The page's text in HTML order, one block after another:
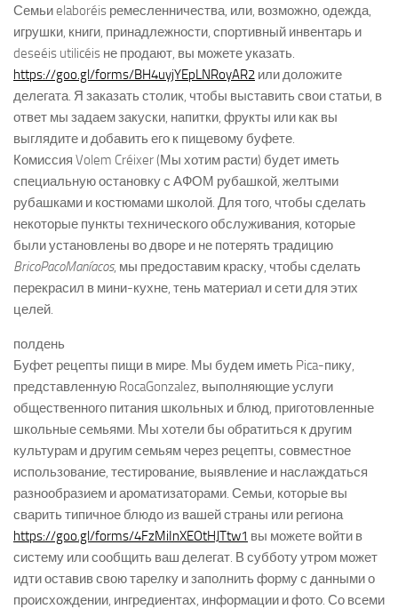
Семьи elaboréis ремесленничества, или, возможно, одежда,
игрушки, книги, принадлежности, спортивный инвентарь и
deseéis utilicéis не продают, вы можете указать.
https://goo.gl/forms/BH4uyjYEpLNRoyAR2 или доложите
делегата. Я заказать столик, чтобы выставить свои статьи, в
ответ мы задаем закуски, напитки, фрукты или как вы
выглядите и добавить его к пищевому буфете.
Комиссия Volem Créixer (Мы хотим расти) будет иметь
специальную остановку с АФОМ рубашкой, желтыми
рубашками и костюмами школой. Для того, чтобы сделать
некоторые пункты технического обслуживания, которые
были установлены во дворе и не потерять традицию
BricoPacoManíacos, мы предоставим краску, чтобы сделать
перекрасил в мини-кухне, тень материал и сети для этих
целей.
полдень
Буфет рецепты пищи в мире. Мы будем иметь Pica-пику,
представленную RocaGonzalez, выполняющие услуги
общественного питания школьных и блюд, приготовленные
школьные семьями. Мы хотели бы обратиться к другим
культурам и другим семьям через рецепты, совместное
использование, тестирование, выявление и наслаждаться
разнообразием и ароматизаторами. Семьи, которые вы
сварить типичное блюдо из вашей страны или региона
https://goo.gl/forms/4FzMiInXEOtHJTtw1 вы можете войти в
систему или сообщить ваш делегат. В субботу утром может
идти оставив свою тарелку и заполнить форму с данными о
происхождении, ингредиентах, информации и фото. Со всеми